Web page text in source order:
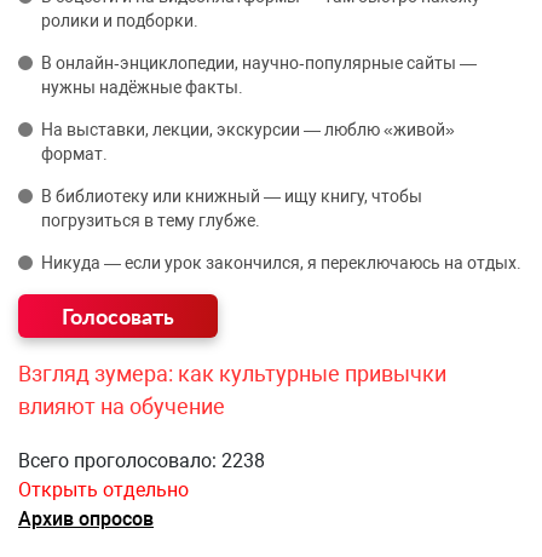
ролики и подборки.
В онлайн‑энциклопедии, научно‑популярные сайты —
нужны надёжные факты.
На выставки, лекции, экскурсии — люблю «живой»
формат.
В библиотеку или книжный — ищу книгу, чтобы
погрузиться в тему глубже.
Никуда — если урок закончился, я переключаюсь на отдых.
Взгляд зумера: как культурные привычки
влияют на обучение
Всего проголосовало: 2238
Открыть отдельно
Архив опросов